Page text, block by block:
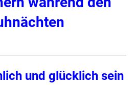
und glücklich sein